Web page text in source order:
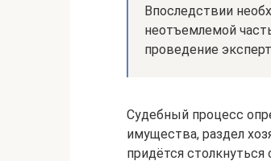
Впоследствии
неотъемлемой
проведение
Судебный процесс
имущества, раздел
придётся